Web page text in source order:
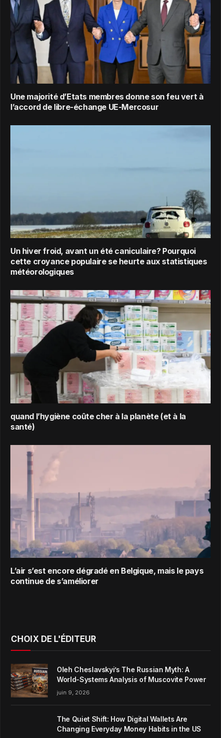
Une majorité d’Etats membres donne son feu vert à
l’accord de libre-échange UE-Mercosur
Un hiver froid, avant un été caniculaire? Pourquoi
cette croyance populaire se heurte aux statistiques
météorologiques
quand l’hygiène coûte cher à la planète (et à la
santé)
L’air s’est encore dégradé en Belgique, mais le pays
continue de s’améliorer
CHOIX DE L'ÉDITEUR
Oleh Cheslavskyi’s The Russian Myth: A
World-Systems Analysis of Muscovite Power
juin 9, 2026
The Quiet Shift: How Digital Wallets Are
Changing Everyday Money Habits in the US